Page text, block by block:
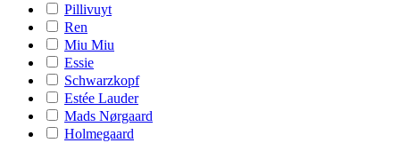
Pillivuyt
Ren
Miu Miu
Essie
Schwarzkopf
Estée Lauder
Mads Nørgaard
Holmegaard